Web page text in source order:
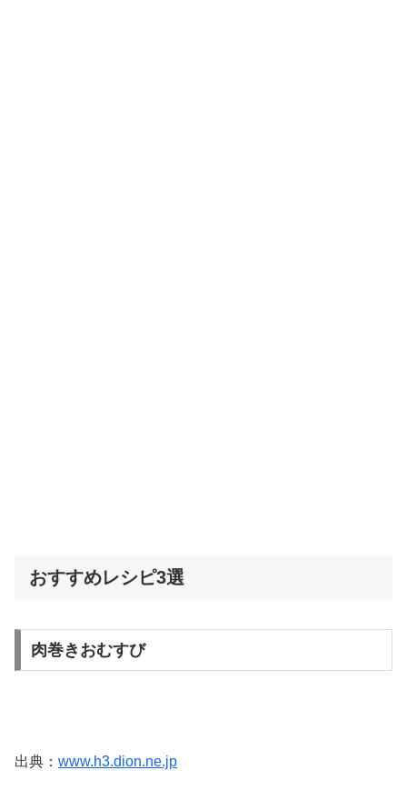
おすすめレシピ3選
肉巻きおむすび
出典： www.h3.dion.ne.jp